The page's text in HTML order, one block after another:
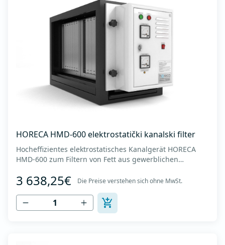
HORECA HMD-600 elektrostatički kanalski filter
Hocheffizientes elektrostatisches Kanalgerät HORECA
HMD-600 zum Filtern von Fett aus gewerblichen
Abmessungen des Geräts (BxTxH): 550x1170x650 mm -
Abmessungen der Kanalverbindung (horizontal x
vertikal): 930 x 510 mm -Gewicht des Geräts: 100 kg -...
3 638,25€ Die Preise verstehen sich ohne MwSt.